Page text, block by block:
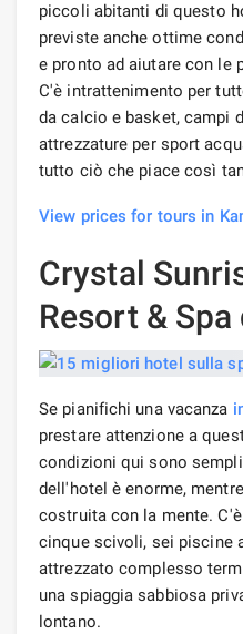
piccoli abitanti di questo
previste anche ottime
e pronto ad aiutare con le
C'è intrattenimento per
da calcio e basket, campi
attrezzature per sport
tutto ciò che piace così
View prices for tours in
Crystal
Resort &
Se pianifichi una vacanza
prestare attenzione a
condizioni qui sono
dell'hotel è enorme,
costruita con la mente.
cinque scivoli, sei piscine
attrezzato complesso
una spiaggia sabbiosa
lontano.